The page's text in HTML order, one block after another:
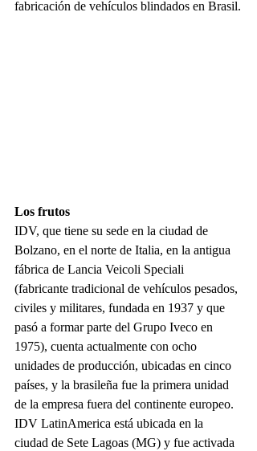
fabricación de vehículos blindados en Brasil.
Los frutos
IDV, que tiene su sede en la ciudad de
Bolzano, en el norte de Italia, en la antigua
fábrica de Lancia Veicoli Speciali
(fabricante tradicional de vehículos pesados,
civiles y militares, fundada en 1937 y que
pasó a formar parte del Grupo Iveco en
1975), cuenta actualmente con ocho
unidades de producción, ubicadas en cinco
países, y la brasileña fue la primera unidad
de la empresa fuera del continente europeo.
IDV LatinAmerica está ubicada en la
ciudad de Sete Lagoas (MG) y fue activada